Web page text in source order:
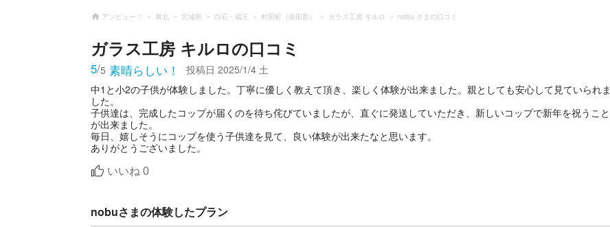
アソビュー！ 東北 宮城県 白石・蔵王 村田町（柴田郡） ガラス工房 キルロ nobu さまの口コミ
ガラス工房 キルロの口コミ
5/5 素晴らしい！ 投稿日 2025/1/4 土
中1と小2の子供が体験しました。丁寧に優しく教えて頂き、楽しく体験が出来ました。親としても安心して見ていられま
した。
子供達は、完成したコップが届くのを待ち侘びていましたが、直ぐに発送していただき、新しいコップで新年を祝うこと
が出来ました。
毎日、嬉しそうにコップを使う子供達を見て、良い体験が出来たなと思います。
ありがとうございました。
いいね 0
nobuさまの体験したプラン